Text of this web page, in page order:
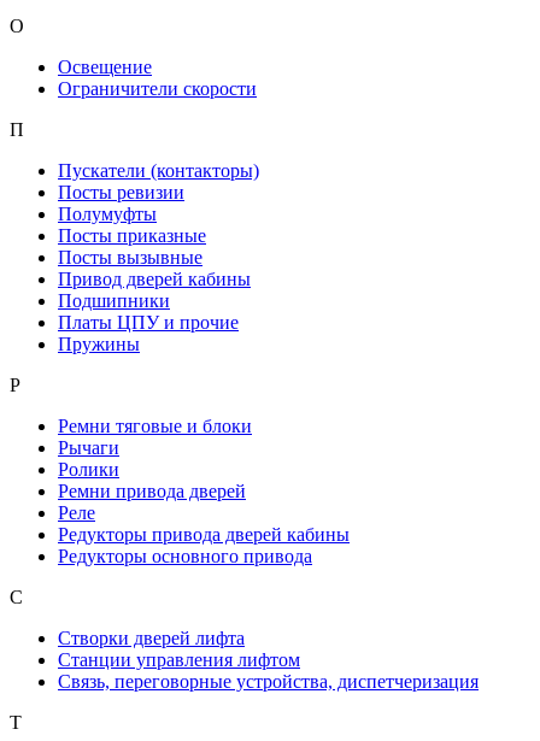
О
Освещение
Ограничители скорости
П
Пускатели (контакторы)
Посты ревизии
Полумуфты
Посты приказные
Посты вызывные
Привод дверей кабины
Подшипники
Платы ЦПУ и прочие
Пружины
Р
Ремни тяговые и блоки
Рычаги
Ролики
Ремни привода дверей
Реле
Редукторы привода дверей кабины
Редукторы основного привода
С
Створки дверей лифта
Станции управления лифтом
Связь, переговорные устройства, диспетчеризация
Т